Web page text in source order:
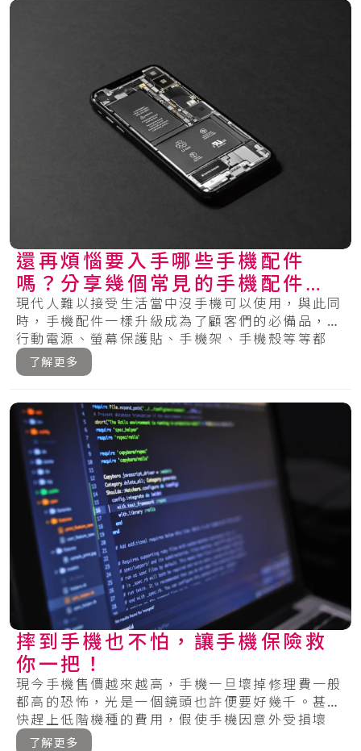
還再煩惱要入手哪些手機配件
嗎？分享幾個常見的手機配件給
你參考！
現代人難以接受生活當中沒手機可以使用，與此同
時，手機配件一樣升級成為了顧客們的必備品，從
行動電源、螢幕保護貼、手機架、手機殼等等都
有，在.....
了解更多
摔到手機也不怕，讓手機保險救
你一把！
現今手機售價越來越高，手機一旦壞掉修理費一般
都高的恐怖，光是一個鏡頭也許便要好幾千。甚至
快趕上低階機種的費用，假使手機因意外受損壞
掉，絕.....
了解更多